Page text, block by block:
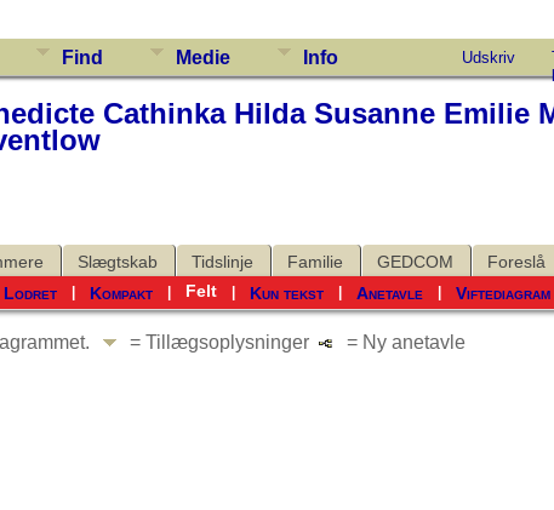
Find Medie Info Udskriv
Cathinka Hilda Susanne Emilie
Slægtskab Tidslinje Familie GEDCOM Foreslå
Lodret Kompakt Felt Kun tekst Anetavle |Viftediagram
= Tillægsoplysninger = Ny anetavle